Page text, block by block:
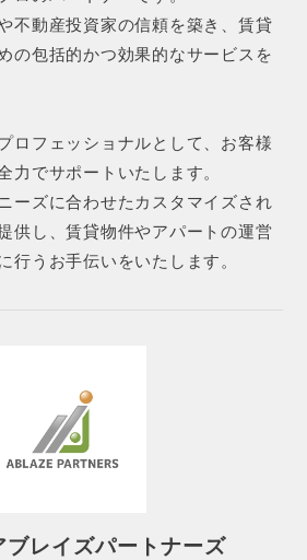
不動産投資家の信頼を築き、賃貸
の包括的かつ効果的なサービスを
ロフェッショナルとして、お客様
力でサポートいたします。
ーズに合わせたカスタマイズされ
供し、賃貸物件やアパートの運営
行うお手伝いをいたします。
ブレイズパートナーズ